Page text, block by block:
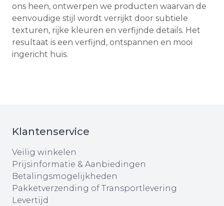
ons heen, ontwerpen we producten waarvan de
eenvoudige stijl wordt verrijkt door subtiele
texturen, rijke kleuren en verfijnde details. Het
resultaat is een verfijnd, ontspannen en mooi
ingericht huis.
Klantenservice
Veilig winkelen
Prijsinformatie & Aanbiedingen
Betalingsmogelijkheden
Pakketverzending of Transportlevering
Levertijd